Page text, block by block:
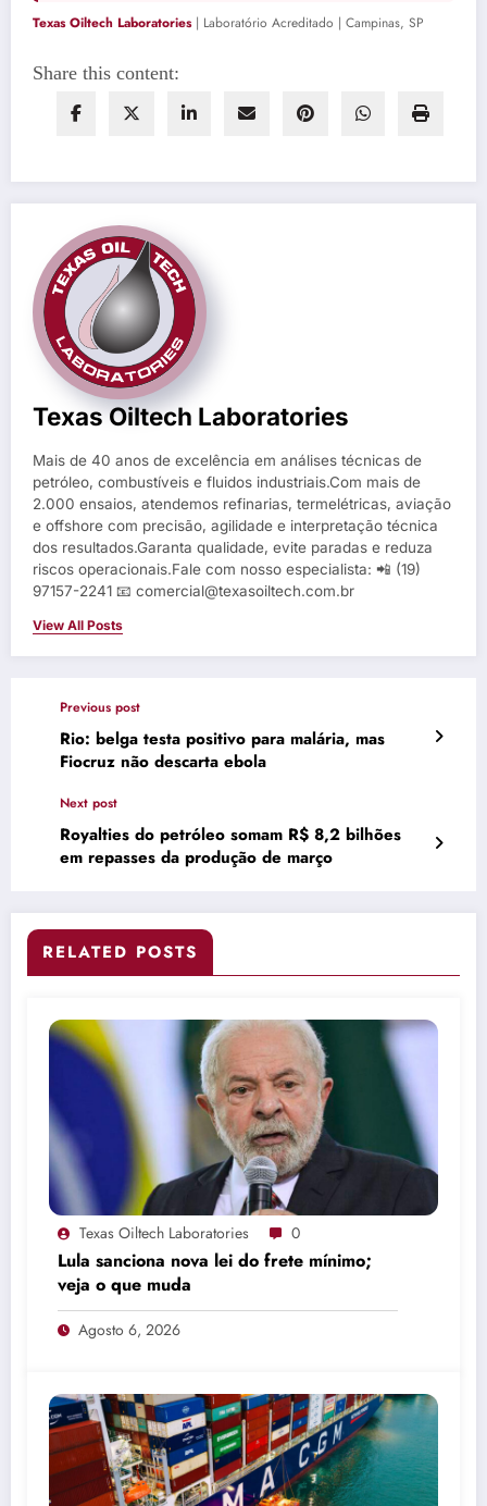
Texas Oiltech Laboratories| Laboratório Acreditado | Campinas, SP
Share this content:
Texas Oiltech Laboratories
Mais de 40 anos de excelência em análises técnicas de
petróleo, combustíveis e fluidos industriais.Com mais de
2.000 ensaios, atendemos refinarias, termelétricas, aviação
e offshore com precisão, agilidade e interpretação técnica
dos resultados.Garanta qualidade, evite paradas e reduza
riscos operacionais.Fale com nosso especialista: 📲 (19)
97157-2241 📧 comercial@texasoiltech.com.br
View All Posts
Previous post
Rio: belga testa positivo para malária, mas
Fiocruz não descarta ebola
Next post
Royalties do petróleo somam R$ 8,2 bilhões
em repasses da produção de março
RELATED POSTS
Texas Oiltech Laboratories 0
Lula sanciona nova lei do frete mínimo;
veja o que muda
Agosto 6, 2026